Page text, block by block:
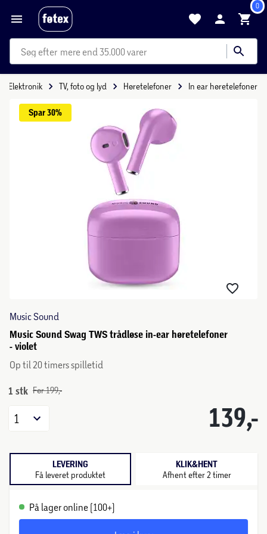
0
mere end 35.000 varer
Elektronik TV, foto og lyd Høretelefoner In ear høretelefoner
Spar 30%
Music Sound
Music Sound Swag TWS trådløse in-ear høretelefoner
- violet
Op til 20 timers spilletid
1 stk Før 199,-
139,-
1
LEVERING
Få leveret produktet
KLIK&HENT
Afhent efter 2 timer
På lager online (100+)